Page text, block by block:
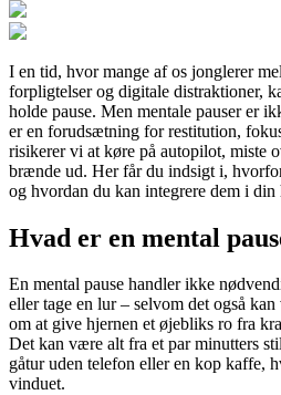
I en tid, hvor mange af os jonglerer
forpligtelser og digitale distraktioner,
holde pause. Men mentale pauser er
er en forudsætning for restitution,
risikerer vi at køre på autopilot, miste
brænde ud. Her får du indsigt i,
og hvordan du kan integrere dem i din
Hvad er en mental
En mental pause handler ikke
eller tage en lur – selvom det også
om at give hjernen et øjebliks ro fra
Det kan være alt fra et par minutters
gåtur uden telefon eller en kop kaffe,
vinduet.